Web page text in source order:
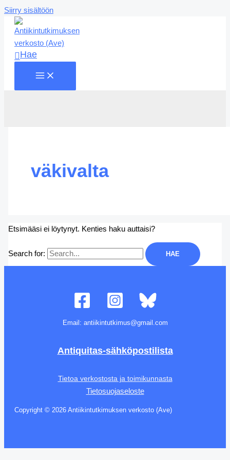
Siirry sisältöön
Hae
väkivalta
Etsimääsi ei löytynyt. Kenties haku auttaisi?
Search for:
Email: antiikintutkimus@gmail.com
Antiquitas-sähköpostilista
Tietoa verkostosta ja toimikunnasta
Tietosuojaseloste
Copyright © 2026 Antiikintutkimuksen verkosto (Ave)